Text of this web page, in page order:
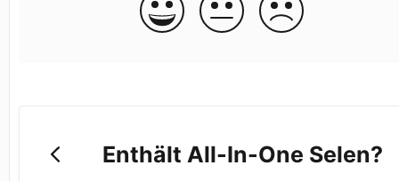
Enthält All-In-One Selen?